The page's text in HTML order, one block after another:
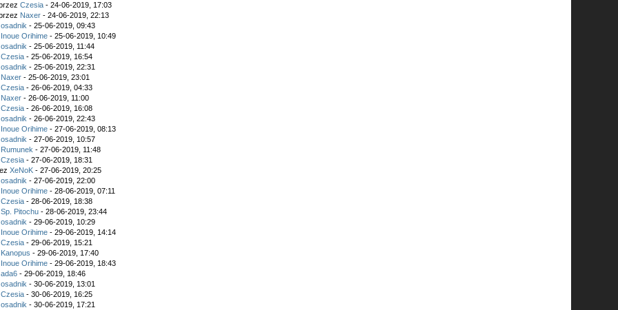
Czesia - 24-06-2019, 17:03
Naxer - 24-06-2019, 22:13
osadnik - 25-06-2019, 09:43
Inoue Orihime - 25-06-2019, 10:49
osadnik - 25-06-2019, 11:44
Czesia - 25-06-2019, 16:54
osadnik - 25-06-2019, 22:31
Naxer - 25-06-2019, 23:01
Czesia - 26-06-2019, 04:33
Naxer - 26-06-2019, 11:00
Czesia - 26-06-2019, 16:08
osadnik - 26-06-2019, 22:43
Inoue Orihime - 27-06-2019, 08:13
osadnik - 27-06-2019, 10:57
Rumunek - 27-06-2019, 11:48
Czesia - 27-06-2019, 18:31
XeNoK - 27-06-2019, 20:25
osadnik - 27-06-2019, 22:00
Inoue Orihime - 28-06-2019, 07:11
Czesia - 28-06-2019, 18:38
Sp. Pitochu - 28-06-2019, 23:44
osadnik - 29-06-2019, 10:29
Inoue Orihime - 29-06-2019, 14:14
Czesia - 29-06-2019, 15:21
Kanopus - 29-06-2019, 17:40
Inoue Orihime - 29-06-2019, 18:43
ada6 - 29-06-2019, 18:46
osadnik - 30-06-2019, 13:01
Czesia - 30-06-2019, 16:25
osadnik - 30-06-2019, 17:21